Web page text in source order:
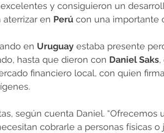
y consiguieron un
en Perú con una importante
en Uruguay estaba presente
hasta que dieron con Daniel Saks,
financiero local, con quien
según cuenta Daniel. “Ofrecemos
cobrarle a personas físicas o